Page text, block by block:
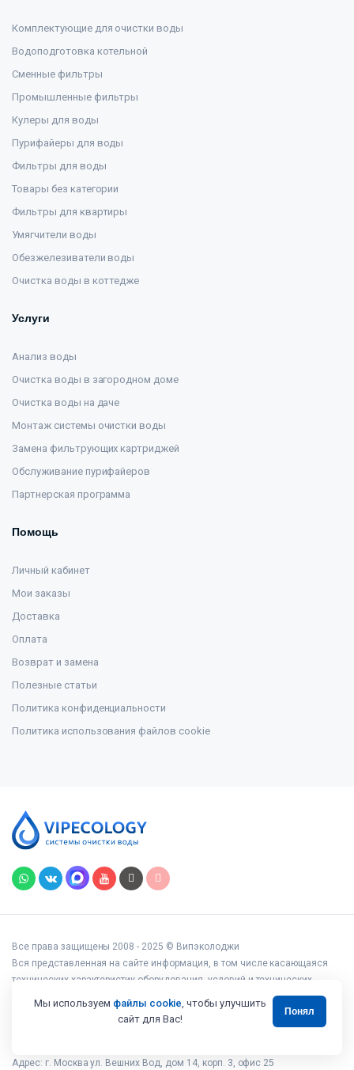
Комплектующие для очистки воды
Водоподготовка котельной
Сменные фильтры
Промышленные фильтры
Кулеры для воды
Пурифайеры для воды
Фильтры для воды
Товары без категории
Фильтры для квартиры
Умягчители воды
Обезжелезиватели воды
Очистка воды в коттедже
Услуги
Анализ воды
Очистка воды в загородном доме
Очистка воды на даче
Монтаж системы очистки воды
Замена фильтрующих картриджей
Обслуживание пурифайеров
Партнерская программа
Помощь
Личный кабинет
Мои заказы
Доставка
Оплата
Возврат и замена
Полезные статьи
Политика конфиденциальности
Политика использования файлов cookie
Все права защищены 2008 - 2025 © Випэколоджи
Вся представленная на сайте информация, в том числе касающаяся
технических характеристик оборудования, условий и технических
возможностей подключения, наличия на складе, стоимости товаров и
услуг, носит информационный характер и ни при каких условиях не
является публичной офертой, определяемой положениями статьи 437
Адрес: г. Москва ул. Вешних Вод, дом 14, корп. 3, офис 25
Мы используем файлы cookie, чтобы улучшить
сайт для Вас!
Понял